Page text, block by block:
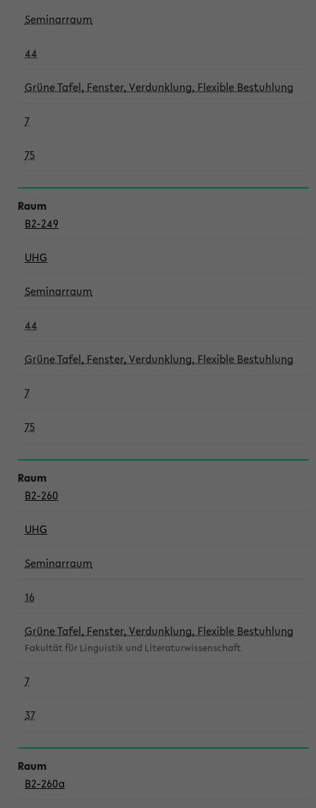
Seminarraum
44
Grüne Tafel, Fenster, Verdunklung, Flexible Bestuhlung
7
75
B2-249
UHG
Seminarraum
44
Grüne Tafel, Fenster, Verdunklung, Flexible Bestuhlung
7
75
B2-260
UHG
Seminarraum
16
Grüne Tafel, Fenster, Verdunklung, Flexible Bestuhlung
Fakultät für Linguistik und Literaturwissenschaft
7
37
B2-260a